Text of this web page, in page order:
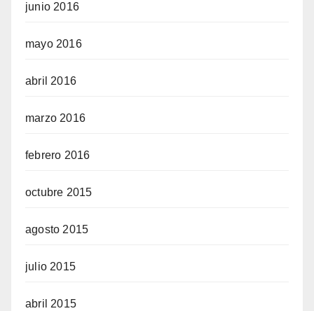
junio 2016
mayo 2016
abril 2016
marzo 2016
febrero 2016
octubre 2015
agosto 2015
julio 2015
abril 2015